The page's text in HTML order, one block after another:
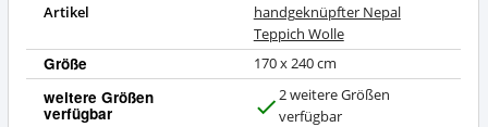
Artikel
handgeknüpfter Nepal
Teppich Wolle
Größe 170 x 240 cm
weitere Größen
verfügbar
2 weitere Größen
verfügbar